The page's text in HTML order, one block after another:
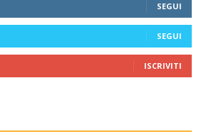
SEGUI
SEGUI
ISCRIVITI